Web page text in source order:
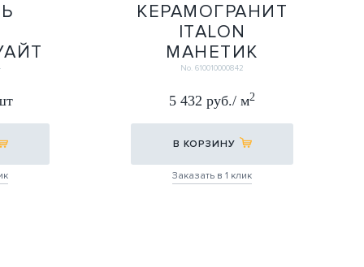
КЕРАМОГРАНИТ
ITALON
МАНЕТИК
МИНЕРАЛ УАЙТ
Х2 60Х60
(20ММ)
60Х60
No. 610010000842
5 432 руб./ м2
В КОРЗИНУ
Заказать в 1 клик